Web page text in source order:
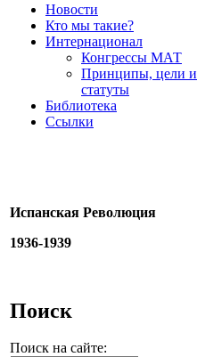
Новости
Кто мы такие?
Интернационал
Конгрессы МАТ
Принципы, цели и
статуты
Библиотека
Ссылки
Испанская Революция
1936-1939
Поиск
Поиск на сайте: